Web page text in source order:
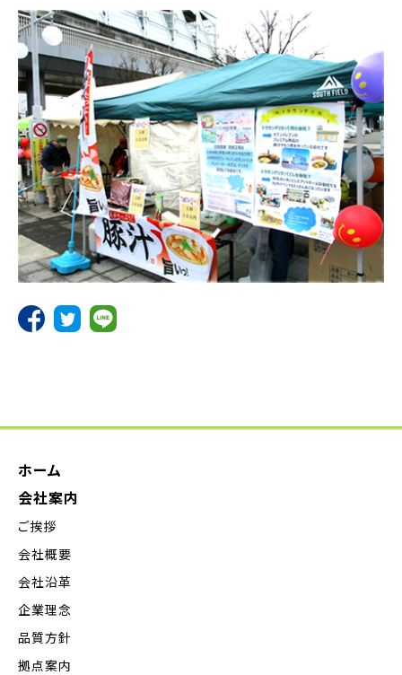
ホーム
会社案内
ご挨拶
会社概要
会社沿革
企業理念
品質方針
拠点案内